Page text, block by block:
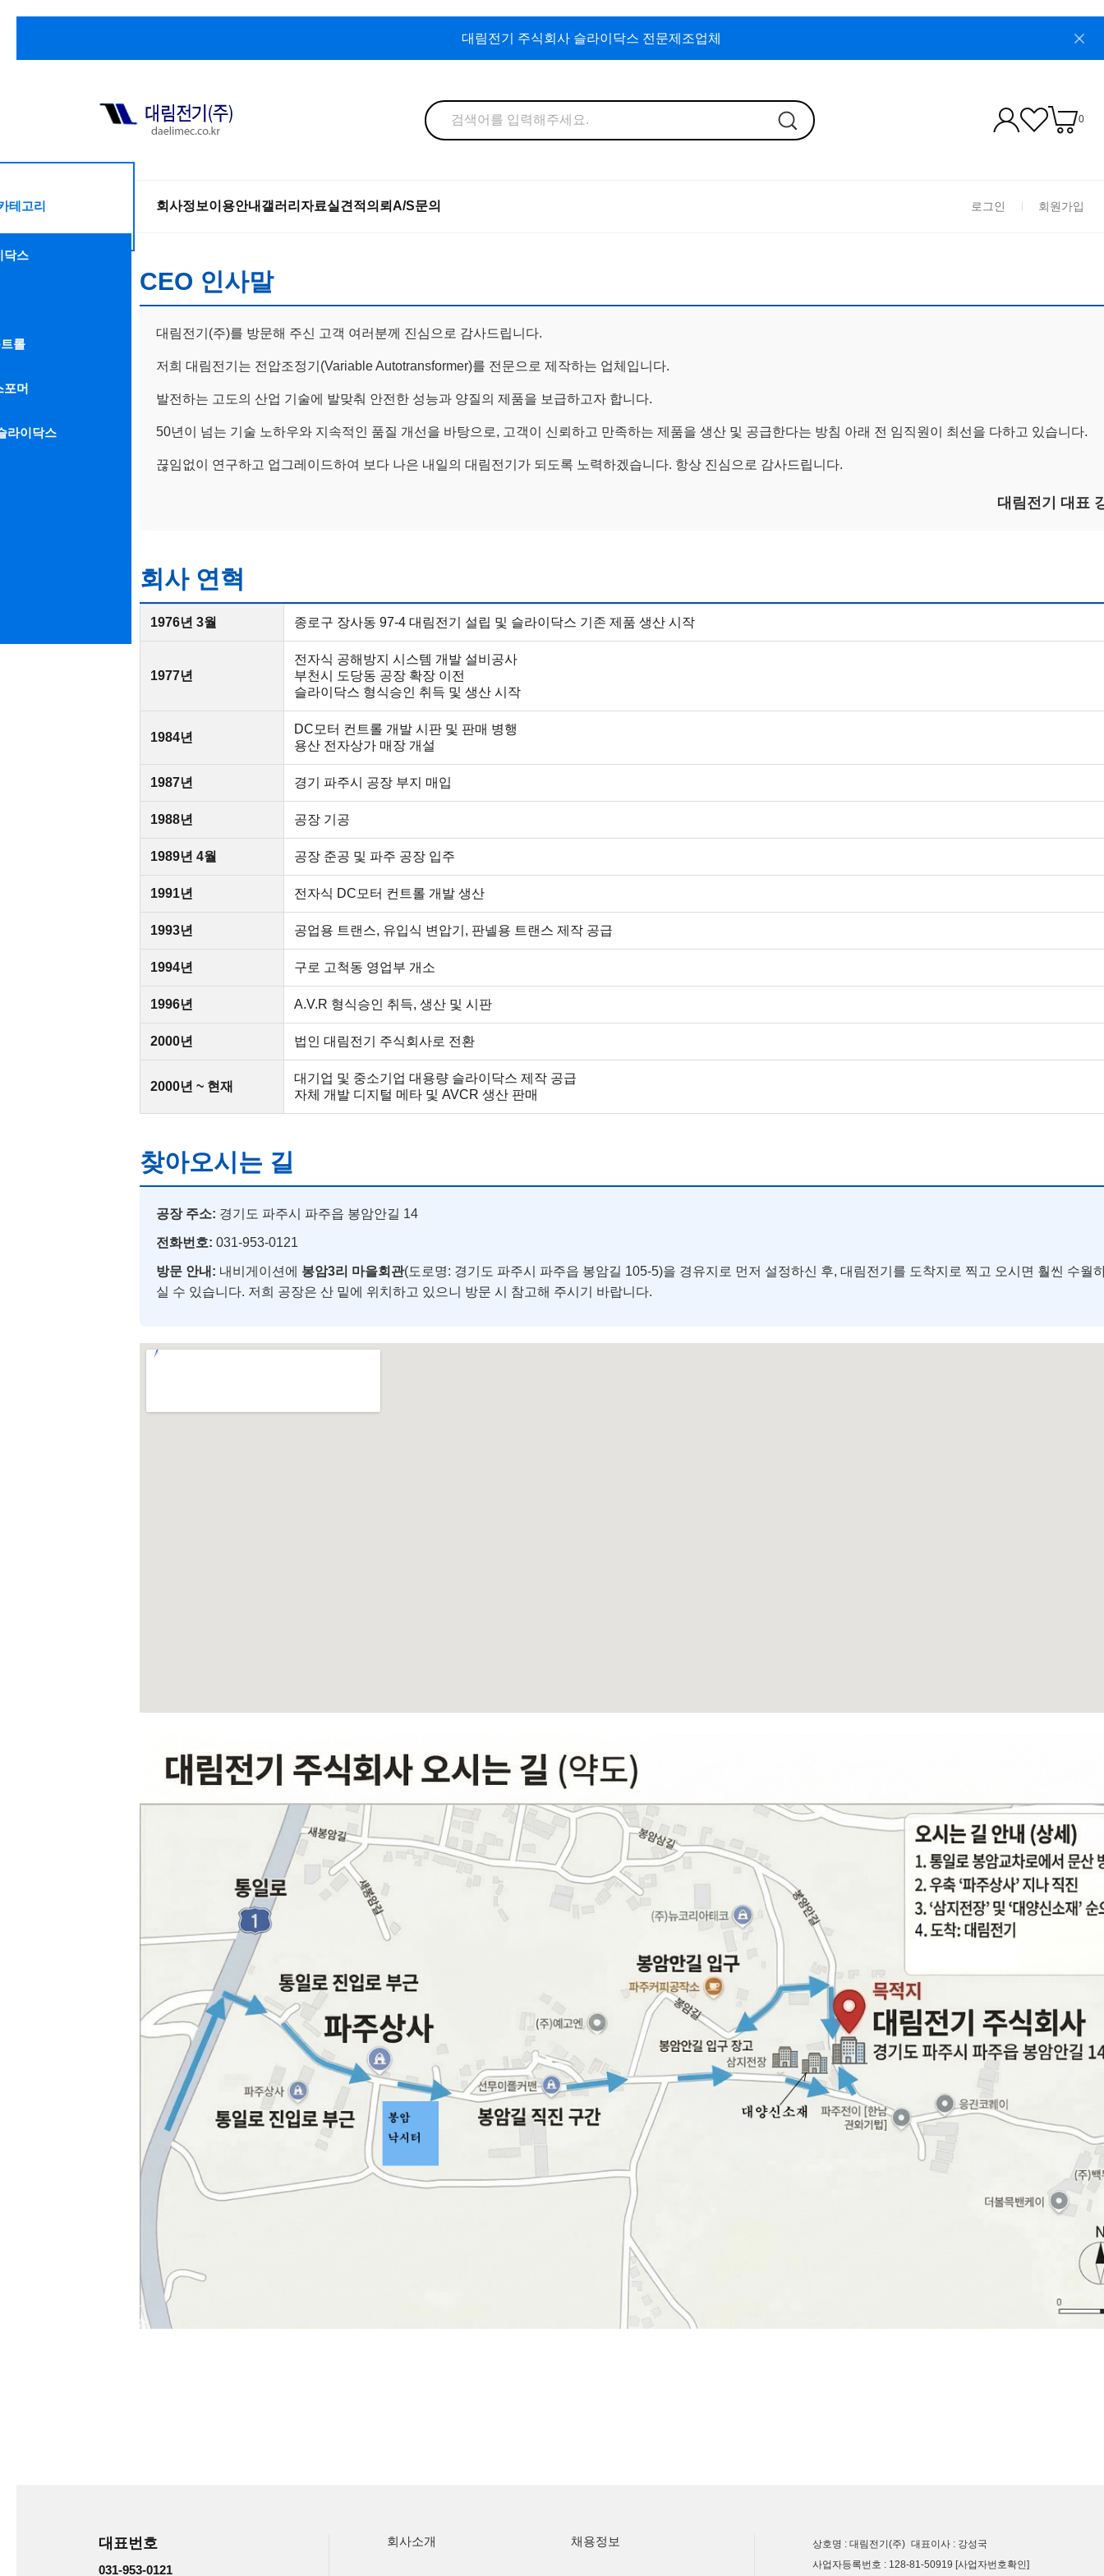
대림전기 주식회사 슬라이닥스 전문제조업체
0
테고리 회사정보이용안내 갤러리 자료실 견적의뢰 A/S문의 로그인 회원가입
닥스
롤
포머
라이닥스
CEO 인사말
대림전기(주)를 방문해 주신 고객 여러분께 진심으로 감사드립니다.
저희 대림전기는 전압조정기(Variable Autotransformer)를 전문으로 제작하는 업체입니다.
발전하는 고도의 산업 기술에 발맞춰 안전한 성능과 양질의 제품을 보급하고자 합니다.
50년이 넘는 기술 노하우와 지속적인 품질 개선을 바탕으로, 고객이 신뢰하고 만족하는 제품을 생산 및 공급한다는 방침 아래 전 임직원이 최선을 다하고 있습니다.
끊임없이 연구하고 업그레이드하여 보다 나은 내일의 대림전기가 되도록 노력하겠습니다. 항상 진심으로 감사드립니다.
대림전기 대표
회사 연혁
1976년 3월 종로구 장사동 97-4 대림전기 설립 및 슬라이닥스 기존 제품 생산 시작
1977년
전자식 공해방지 시스템 개발 설비공사
부천시 도당동 공장 확장 이전
슬라이닥스 형식승인 취득 및 생산 시작
1984년
DC모터 컨트롤 개발 시판 및 판매 병행
용산 전자상가 매장 개설
1987년 경기 파주시 공장 부지 매입
1988년 공장 기공
1989년 4월 공장 준공 및 파주 공장 입주
1991년 전자식 DC모터 컨트롤 개발 생산
1993년 공업용 트랜스, 유입식 변압기, 판넬용 트랜스 제작 공급
1994년 구로 고척동 영업부 개소
1996년 A.V.R 형식승인 취득, 생산 및 시판
2000년 법인 대림전기 주식회사로 전환
2000년 ~ 현재
대기업 및 중소기업 대용량 슬라이닥스 제작 공급
자체 개발 디지털 메타 및 AVCR 생산 판매
찾아오시는 길
공장 주소: 경기도 파주시 파주읍 봉암안길 14
전화번호: 031-953-0121
방문 안내: 내비게이션에 봉암3리 마을회관(도로명: 경기도 파주시 파주읍 봉암길 105-5)을 경유지로 먼저 설정하신 후, 대림전기를 도착지로 찍고 오시면 훨씬 수월
실 수 있습니다. 저희 공장은 산 밑에 위치하고 있으니 방문 시 참고해 주시기 바랍니다.
대표번호
031-953-0121
회사소개 채용정보 상호명 : 대림전기(주) 대표이사 : 강성국
사업자등록번호 : 128-81-50919[사업자번호확인]